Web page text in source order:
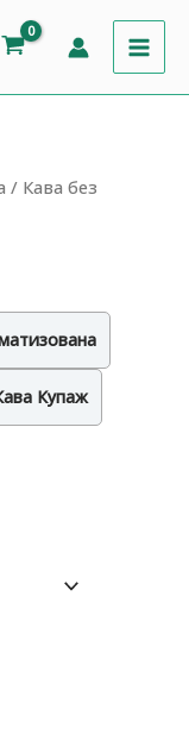
/ Кава без
Купаж